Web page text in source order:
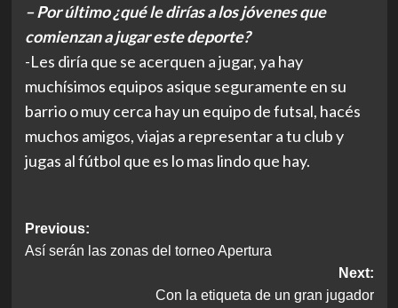
– Por último ¿qué le dirías a los jóvenes que
comienzan a jugar este deporte?
-Les diría que se acerquen a jugar, ya hay
muchísimos equipos asique seguramente en su
barrio o muy cerca hay un equipo de futsal, hacés
muchos amigos, viajas a representar a tu club y
jugas al fútbol que es lo mas lindo que hay.
Post
navigation
Previous:
Así serán las zonas del torneo Apertura
Next:
Con la etiqueta de un gran jugador